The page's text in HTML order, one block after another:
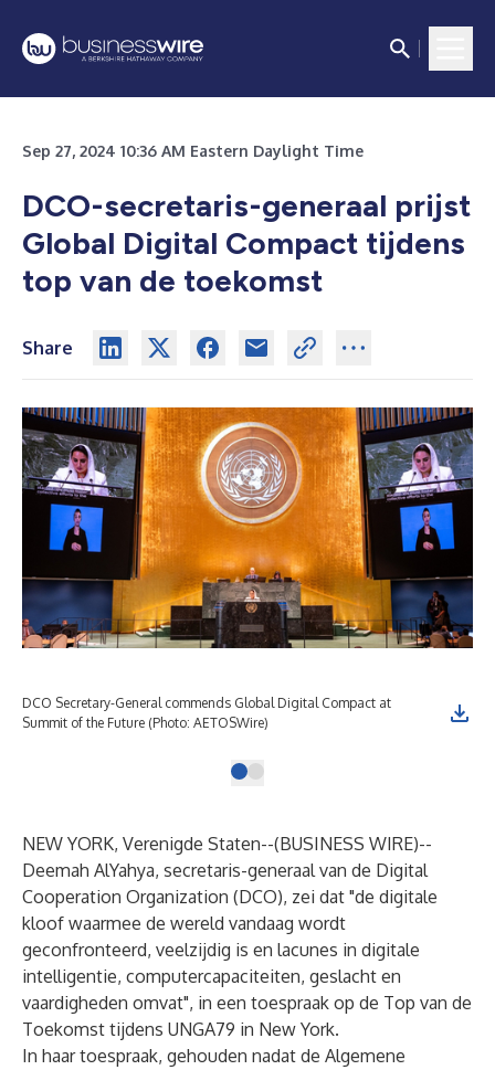
Sep 27, 2024 10:36 AM Eastern Daylight Time
DCO-secretaris-generaal prijst
Global Digital Compact tijdens
top van de toekomst
Share
DCO Secretary-General commends Global Digital Compact at
Summit of the Future (Photo: AETOSWire)
NEW YORK, Verenigde Staten--(BUSINESS WIRE)--
Deemah AlYahya, secretaris-generaal van de Digital
Cooperation Organization (DCO), zei dat "de digitale
kloof waarmee de wereld vandaag wordt
geconfronteerd, veelzijdig is en lacunes in digitale
intelligentie, computercapaciteiten, geslacht en
vaardigheden omvat", in een toespraak op de Top van de
Toekomst tijdens UNGA79 in New York.
In haar toespraak, gehouden nadat de Algemene